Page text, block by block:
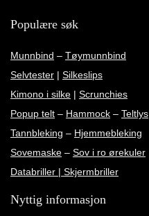
Populære søk
Munnbind – Tøymunnbind
Selvtester | Silkeslips
Kimono i silke | Scrunchies
Popup telt – Hammock – Teltlys
Tannbleking – Hjemmebleking
Sovemaske – Sov i ro ørekuler
Databriller | Skjermbriller
Nyttig informasjon